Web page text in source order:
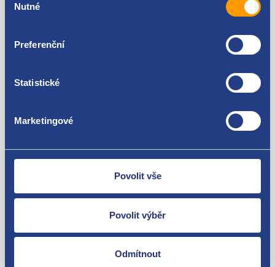
souhlasu
Nutné
Preferenční
Statistické
Marketingové
Povolit vše
Povolit výběr
Odmítnout
Použitelné pro vozy
Fiat Ulysse 1994 - 2002
Nejste spokojeni? Vyřešíme to!
zakoupení. Nebo vám pošleme náhradu.